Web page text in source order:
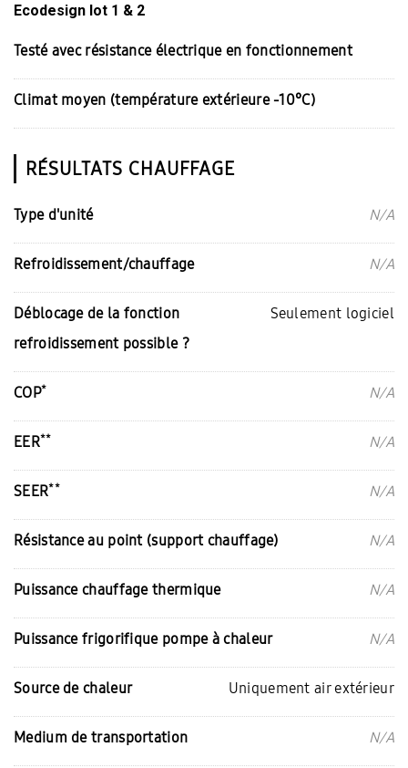
Ecodesign lot 1 & 2
Testé avec résistance électrique en fonctionnement
Climat moyen (température extérieure -10°C)
RÉSULTATS CHAUFFAGE
Type d'unité N/A
Refroidissement/chauffage N/A
Déblocage de la fonction
refroidissement possible ?
Seulement logiciel
COP* N/A
EER** N/A
SEER** N/A
Résistance au point (support chauffage) N/A
Puissance chauffage thermique N/A
Puissance frigorifique pompe à chaleur N/A
Source de chaleur Uniquement air extérieur
Medium de transportation N/A